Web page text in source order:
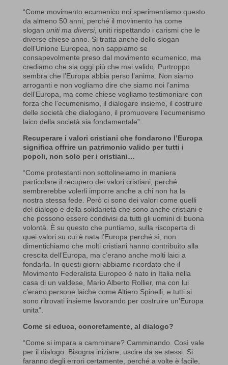
“Come movimento ecumenico noi sperimentiamo questo
da almeno 50 anni, perché il movimento ha come
slogan uniti ma diversi, uniti rispettando i carismi che le
diverse chiese anno. Si tratta anche dello slogan
dell’Unione Europea, non sappiamo se
consapevolmente preso dal movimento ecumenico, ma
crediamo che sia oggi più che mai valido. Purtroppo
sembra che l’Europa abbia perso l’anima. Non siamo
arroganti e non vogliamo dire che siamo noi l’anima
dell’Europa, ma come chiese vogliamo testimoniare con
forza che l’ecumenismo, il dialogare insieme, il costruire
delle società che dialogano, il promuovere l’ecumenismo
laico della società sia fondamentale”.
Recuperare i valori cristiani che fondarono l’Europa
significa offrire un patrimonio valido per tutti i
popoli, non solo per i cristiani…
“Come protestanti non sottolineiamo in maniera
particolare il recupero dei valori cristiani, perché
sembrerebbe volerli imporre anche a chi non ha la
nostra stessa fede. Però ci sono dei valori come quelli
del dialogo e della solidarietà che sono anche cristiani e
che possono essere condivisi da tutti gli uomini di buona
volontà. È su questo che puntiamo, sulla riscoperta di
quei valori su cui è nata l’Europa perché sì, non
dimentichiamo che molti cristiani hanno contribuito alla
crescita dell’Europa, ma c’erano anche molti laici a
fondarla. In questi giorni abbiamo ricordato che il
Movimento Federalista Europeo è nato in Italia nella
casa di un valdese, Mario Alberto Rollier, ma con lui
c’erano persone laiche come Altiero Spinelli, e tutti si
sono ritrovati insieme lavorando per costruire un’Europa
unita”.
Come si educa, concretamente, al dialogo?
“Come si impara a camminare? Camminando. Così vale
per il dialogo. Bisogna iniziare, uscire da se stessi. Si
faranno degli errori certamente, perché a volte è facile,